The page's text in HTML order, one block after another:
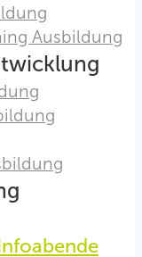
Ausbildung